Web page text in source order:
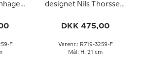
F
designet Nils Thorssen,
719-3259
DKK 475,00
Varenr.: R719-3259-F
Mål: H: 21 cm